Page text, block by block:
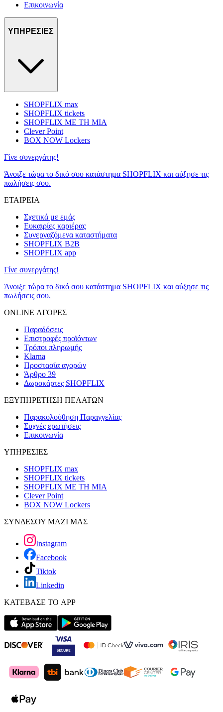
Επικοινωνία
ΥΠΗΡΕΣΙΕΣ
SHOPFLIX max
SHOPFLIX tickets
SHOPFLIX ΜΕ ΤΗ ΜΙΑ
Clever Point
BOX NOW Lockers
Γίνε συνεργάτης!
Άνοιξε τώρα το δικό σου κατάστημα SHOPFLIX και αύξησε τις
πωλήσεις σου.
ΕΤΑΙΡΕΙΑ
Σχετικά με εμάς
Ευκαιρίες καριέρας
Συνεργαζόμενα καταστήματα
SHOPFLIX B2B
SHOPFLIX app
Γίνε συνεργάτης!
Άνοιξε τώρα το δικό σου κατάστημα SHOPFLIX και αύξησε τις
πωλήσεις σου.
ONLINE ΑΓΟΡΕΣ
Παραδόσεις
Επιστροφές προϊόντων
Τρόποι πληρωμής
Klarna
Προστασία αγορών
Άρθρο 39
Δωροκάρτες SHOPFLIX
ΕΞΥΠΗΡΕΤΗΣΗ ΠΕΛΑΤΩΝ
Παρακολούθηση Παραγγελίας
Συχνές ερωτήσεις
Επικοινωνία
ΥΠΗΡΕΣΙΕΣ
SHOPFLIX max
SHOPFLIX tickets
SHOPFLIX ΜΕ ΤΗ ΜΙΑ
Clever Point
BOX NOW Lockers
ΣΥΝΔΕΣΟΥ ΜΑΖΙ ΜΑΣ
Instagram
Facebook
Tiktok
Linkedin
ΚΑΤΕΒΑΣΕ ΤΟ APP